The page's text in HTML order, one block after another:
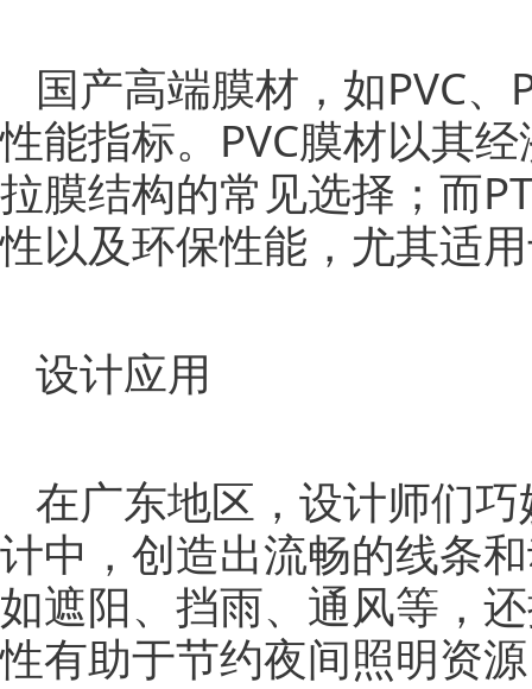
国产高端膜材，如PVC、
性能指标。PVC膜材以其
拉膜结构的常见选择；而
性以及环保性能，尤其适
设计应用
在广东地区，设计师们
计中，创造出流畅的线条
如遮阳、挡雨、通风等，
性有助于节约夜间照明资